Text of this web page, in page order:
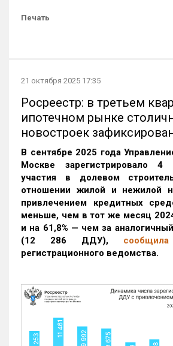
Печать
21 октября 2025 17:35
Росреестр: в третьем
ипотечном рынке
новостроек
В сентябре 2025 года
Москве зарегистрировало 4
участия в долевом
отношении жилой и нежилой
привлечением кредитных
меньше, чем в тот же месяц
и на 61,8% — чем за
(12 286 ДДУ), сообщила
регистрационного ведомства.